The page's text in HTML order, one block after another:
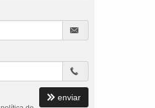
enviar